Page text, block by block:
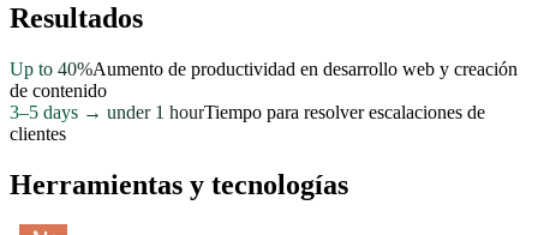
Resultados
Up to 40%Aumento de productividad en desarrollo web y creación
de contenido
3–5 days → under 1 hourTiempo para resolver escalaciones de
clientes
Herramientas y tecnologías